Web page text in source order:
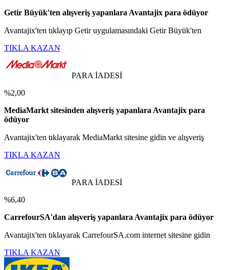
Getir Büyük'ten alışveriş yapanlara Avantajix para ödüyor
Avantajix'ten tıklayıp Getir uygulamasındaki Getir Büyük'ten
TIKLA KAZAN
PARA İADESİ
%2,00
MediaMarkt sitesinden alışveriş yapanlara Avantajix para
ödüyor
Avantajix'ten tıklayarak MediaMarkt sitesine gidin ve alışveriş
TIKLA KAZAN
PARA İADESİ
%6,40
CarrefourSA'dan alışveriş yapanlara Avantajix para ödüyor
Avantajix'ten tıklayarak CarrefourSA.com internet sitesine gidin
TIKLA KAZAN